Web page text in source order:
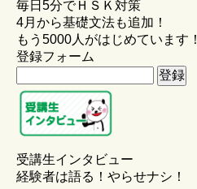
毎日5分でＨＳＫ対策
4月から基礎文法も追加！
もう5000人がはじめています！
登録フォーム
受講生インタビュー
経験者は語る！やらせナシ！